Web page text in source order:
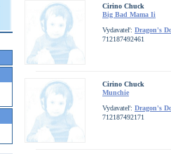
Cirino Chuck
Big Bad Mama Ii
Vydavateľ: Dragon's
712187492461
Cirino Chuck
Munchie
Vydavateľ: Dragon's
712187492171